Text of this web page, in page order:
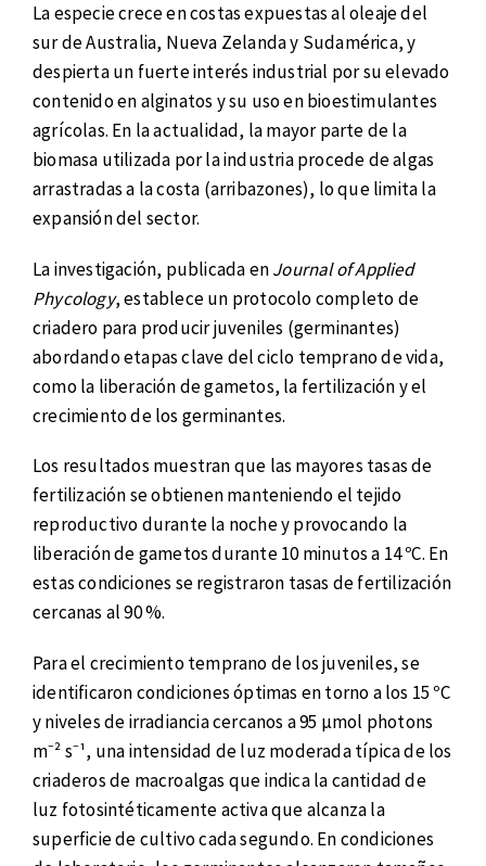
La especie crece en costas expuestas al oleaje del
sur de Australia, Nueva Zelanda y Sudamérica, y
despierta un fuerte interés industrial por su elevado
contenido en alginatos y su uso en bioestimulantes
agrícolas. En la actualidad, la mayor parte de la
biomasa utilizada por la industria procede de algas
arrastradas a la costa (arribazones), lo que limita la
expansión del sector.
La investigación, publicada enJournal of Applied
Phycology, establece un protocolo completo de
criadero para producir juveniles (germinantes)
abordando etapas clave del ciclo temprano de vida,
como la liberación de gametos, la fertilización y el
crecimiento de los germinantes.
Los resultados muestran que las mayores tasas de
fertilización se obtienen manteniendo el tejido
reproductivo durante la noche y provocando la
liberación de gametos durante 10 minutos a 14 ºC. En
estas condiciones se registraron tasas de fertilización
cercanas al 90 %.
Para el crecimiento temprano de los juveniles, se
identificaron condiciones óptimas en torno a los 15 ºC
y niveles de irradiancia cercanos a 95 µmol photons
m⁻² s⁻¹, una intensidad de luz moderada típica de los
criaderos de macroalgas que indica la cantidad de
luz fotosintéticamente activa que alcanza la
superficie de cultivo cada segundo. En condiciones